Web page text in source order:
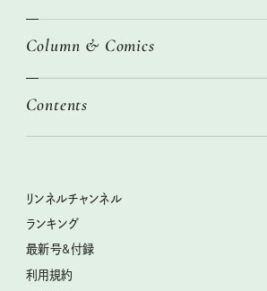
ニトリ・イケア・無印良品で賢くおしゃれなインテ
絶品、お餅レシピ大集合！
クラフトビール案内
母の日に贈りたい、お花モチーフのアイテム
2026年春夏 トレンドファッションニュース
女子旅おすすめスポット 暮らすように心地い
リンネル 暮らしの道具大賞
ナチュラルメイクレッスン
喜ばれる贈り物手帖
Column & Comics
ぐれいさん
空想喫茶トラノコクさんのあの店この店、喫茶
圷みほさんのゆるっと週末キャンプ通信
Contents
リンネル暮らし部
リンネルチャンネル
おぱんつ君のわくわく楽しい一週間占い
毎日が心地よくなるリンネルタロット
リンネルチャンネル
ランキング
最新号&付録
利用規約